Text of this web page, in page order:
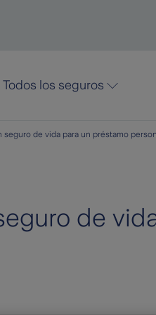
Todos los seguros
seguro de vida para un préstamo
de